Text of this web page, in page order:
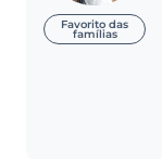
Favorito das
famílias